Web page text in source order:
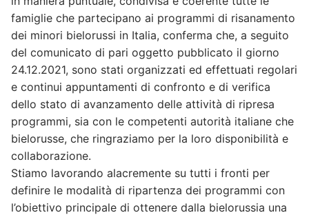
famiglie che partecipano ai programmi di risanamento
dei minori bielorussi in Italia, conferma che, a seguito
del comunicato di pari oggetto pubblicato il giorno
24.12.2021, sono stati organizzati ed effettuati regolari
e continui appuntamenti di confronto e di verifica
dello stato di avanzamento delle attività di ripresa
programmi, sia con le competenti autorità italiane che
bielorusse, che ringraziamo per la loro disponibilità e
collaborazione.
Stiamo lavorando alacremente su tutti i fronti per
definire le modalità di ripartenza dei programmi con
l’obiettivo principale di ottenere dalla bielorussia una